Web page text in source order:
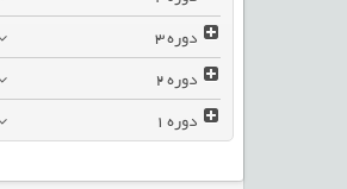
دوره
دوره
دوره